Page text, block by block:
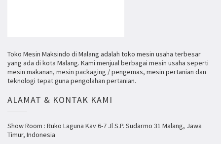
Toko Mesin Maksindo di Malang adalah toko mesin usaha terbesar
yang ada di kota Malang. Kami menjual berbagai mesin usaha seperti
mesin makanan, mesin packaging / pengemas, mesin pertanian dan
teknologi tepat guna pengolahan pertanian.
ALAMAT & KONTAK KAMI
Show Room : Ruko Laguna Kav 6-7 Jl S.P. Sudarmo 31 Malang, Jawa
Timur, Indonesia